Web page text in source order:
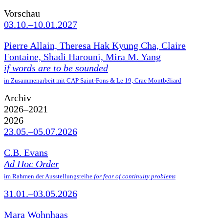
Vorschau
03.10.–10.01.2027
Pierre Allain, Theresa Hak Kyung Cha, Claire
Fontaine, Shadi Harouni, Mira M. Yang
if words are to be sounded
in Zusammenarbeit mit CAP Saint-Fons & Le 19, Crac Montbéliard
Archiv
2026–2021
2026
23.05.–05.07.2026
C.B. Evans
Ad Hoc Order
im Rahmen der Ausstellungsreihe for fear of continuity problems
31.01.–03.05.2026
Mara Wohnhaas